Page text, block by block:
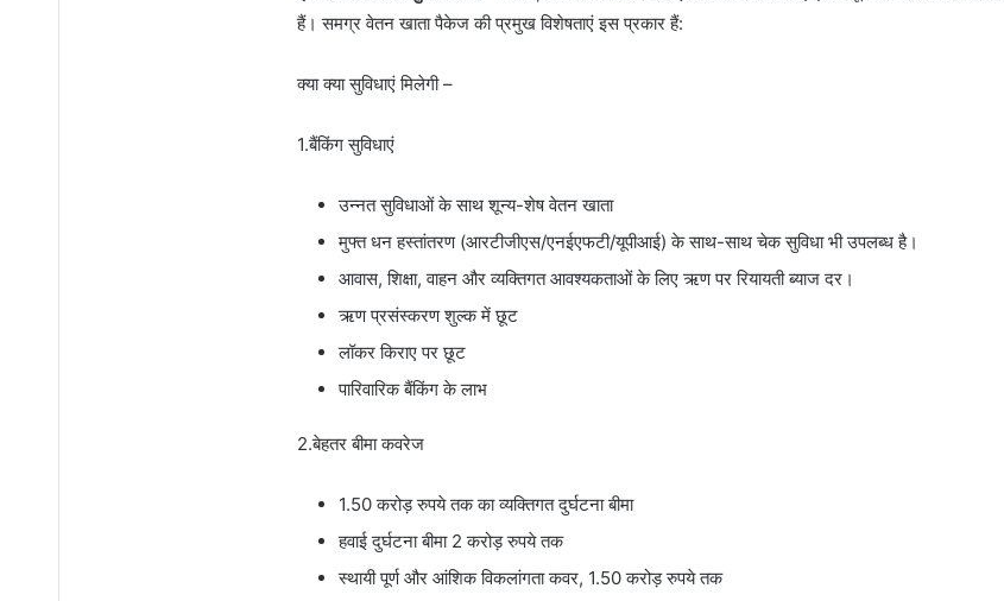
हैं। समग्र वेतन खाता पैकेज की प्रमुख विशेषताएं इस प्रकार हैं:
क्या क्या सुविधाएं मिलेगी –
1.बैंकिंग सुविधाएं
उन्नत सुविधाओं के साथ शून्य-शेष वेतन खाता
मुफ्त धन हस्तांतरण (आरटीजीएस/एनईएफटी/यूपीआई) के साथ-साथ चेक सुविधा भी उपलब्ध है।
आवास, शिक्षा, वाहन और व्यक्तिगत आवश्यकताओं के लिए ऋण पर रियायती ब्याज दर।
ऋण प्रसंस्करण शुल्क में छूट
लॉकर किराए पर छूट
पारिवारिक बैंकिंग के लाभ
2.बेहतर बीमा कवरेज
1.50 करोड़ रुपये तक का व्यक्तिगत दुर्घटना बीमा
हवाई दुर्घटना बीमा 2 करोड़ रुपये तक
स्थायी पूर्ण और आंशिक विकलांगता कवर, 1.50 करोड़ रुपये तक